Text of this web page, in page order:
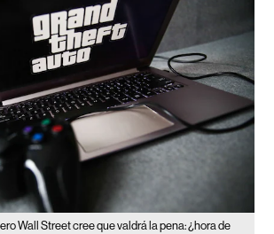
Wall Street cree que valdrá la pena: ¿hora de